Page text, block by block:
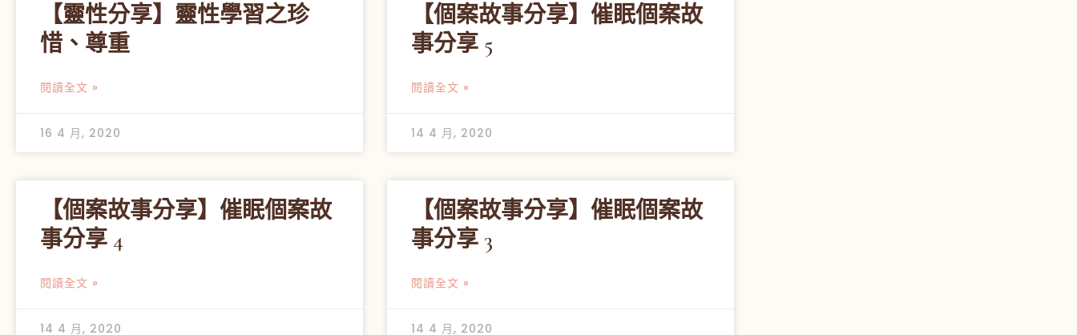
【靈性分享】靈性學習之珍
惜、尊重
閱讀全文 »
16 4 月, 2020
【個案故事分享】催眠個案故
事分享 5
閱讀全文 »
14 4 月, 2020
【個案故事分享】催眠個案故
事分享 4
閱讀全文 »
14 4 月, 2020
【個案故事分享】催眠個案故
事分享 3
閱讀全文 »
14 4 月, 2020